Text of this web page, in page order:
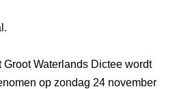
Groot Waterlands Dictee wordt
op zondag 24 november